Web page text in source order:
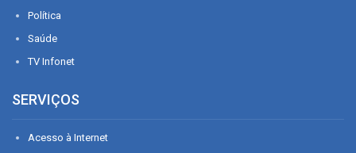
Política
Saúde
TV Infonet
SERVIÇOS
Acesso à Internet